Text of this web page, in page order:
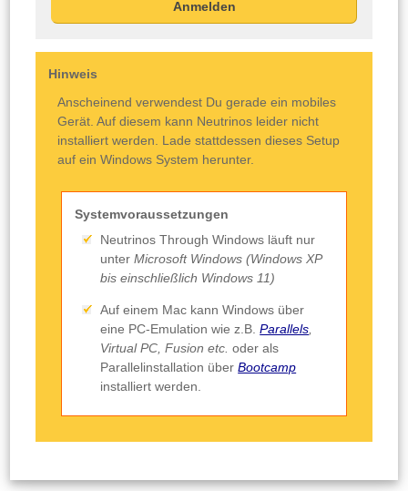
Hinweis
Anscheinend verwendest Du gerade ein mobiles
Gerät. Auf diesem kann Neutrinos leider nicht
installiert werden. Lade stattdessen dieses Setup
auf ein Windows System herunter.
Systemvoraussetzungen
Neutrinos Through Windows läuft nur
unterMicrosoft Windows (Windows XP
bis einschließlich Windows 11)
Auf einem Mac kann Windows über
eine PC-Emulation wie z.B.Parallels
Virtual PC, Fusion etc. oder als
Parallelinstallation überBootcamp
installiert werden.